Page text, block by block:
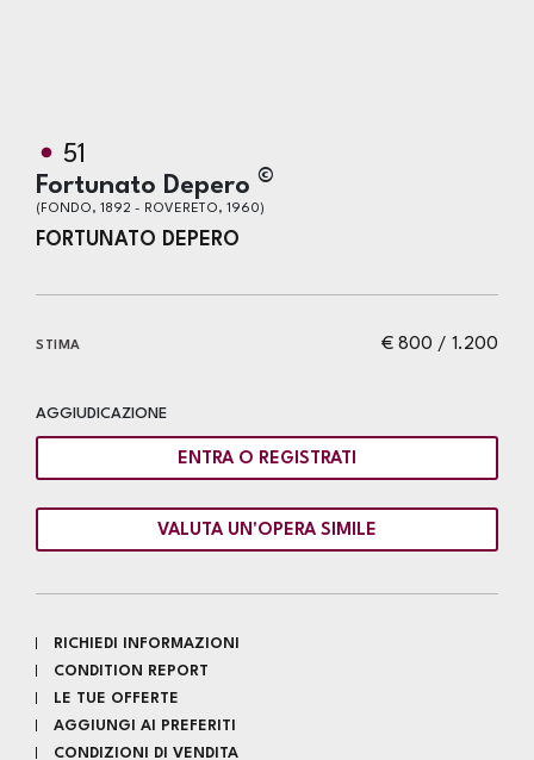
51
Fortunato Depero ©
(FONDO, 1892 - ROVERETO, 1960)
FORTUNATO DEPERO
€ 800 / 1.200
STIMA
AGGIUDICAZIONE
ENTRA O REGISTRATI
VALUTA UN'OPERA SIMILE
RICHIEDI INFORMAZIONI
CONDITION REPORT
LE TUE OFFERTE
AGGIUNGI AI PREFERITI
CONDIZIONI DI VENDITA